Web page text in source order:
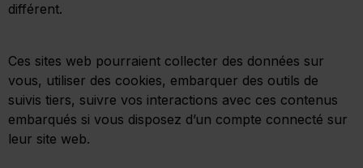
différent.
Ces sites web pourraient collecter des données sur
vous, utiliser des cookies, embarquer des outils de
suivis tiers, suivre vos interactions avec ces contenus
embarqués si vous disposez d’un compte connecté sur
leur site web.